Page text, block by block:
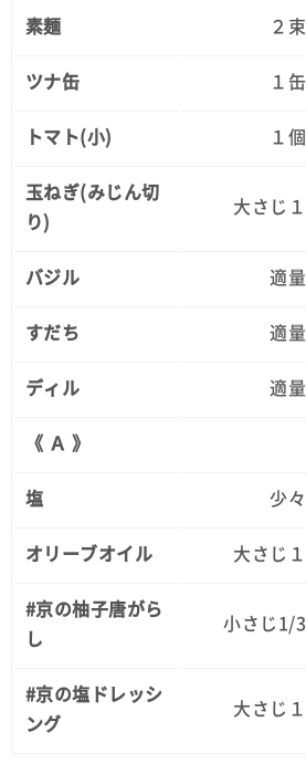
素麺 ２束
ツナ缶 １缶
トマト(小) １個
玉ねぎ(みじん切
り)
大さじ１
バジル 適量
すだち 適量
ディル 適量
《 Ａ 》
塩 少々
オリーブオイル 大さじ１
#京の柚子唐がら
し
小さじ1/3
#京の塩ドレッシ
ング
大さじ１